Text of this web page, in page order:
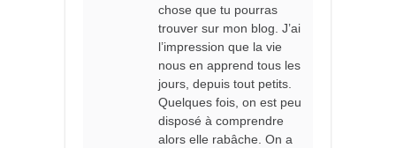
chose que tu pourras
trouver sur mon blog. J’ai
l’impression que la vie
nous en apprend tous les
jours, depuis tout petits.
Quelques fois, on est peu
disposé à comprendre
alors elle rabâche. On a